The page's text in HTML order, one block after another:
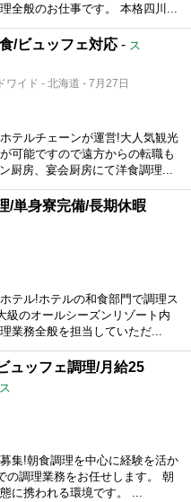
全般のお仕事です。 本格四川...
/ビュッフェ対応 - ス
ワイド - 北海道 - 7月27日
テルチェーンが運営!大人気観光
可能ですので遠方からの転職も
厨房、宴会厨房にて洋食調理...
/単身寮完備/長期休暇
テル!ホテルの和食部門で調理ス
級のオールシーズンリゾート内
業務全般を担当していただ...
ュッフェ調理/月給25
集!朝食調理を中心に経験を活か
の調理業務をお任せします。 朝
に携われる環境です。 ...